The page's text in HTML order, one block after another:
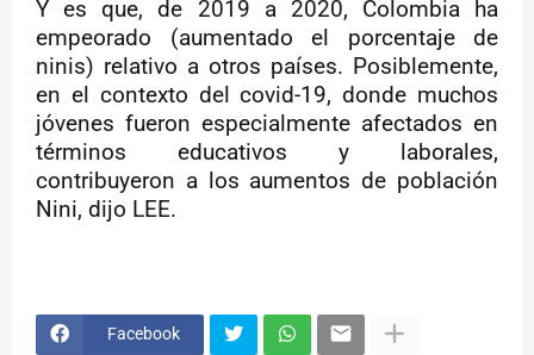
Y es que, de 2019 a 2020, Colombia ha
empeorado (aumentado el porcentaje de
ninis) relativo a otros países. Posiblemente,
en el contexto del covid-19, donde muchos
jóvenes fueron especialmente afectados en
términos educativos y laborales,
contribuyeron a los aumentos de población
Nini, dijo LEE.
Facebook